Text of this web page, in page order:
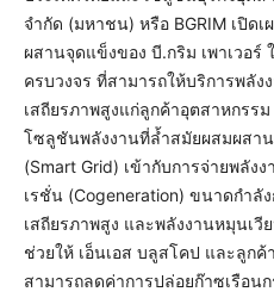
จำกัด (มหาชน) หรือ BGRIM เปิด
ผสานจุดแข็งของ บี.กริม เพาเวอ
ครบวงจร ที่สามารถให้บริการพลั
เสถียรภาพสูงแก่ลูกค้าอุตสาหกรร
โซลูชันพลังงานที่ล้ำสมัยผสมผสา
(Smart Grid) เข้ากับการจ่ายพลัง
เรชั่น (Cogeneration) ขนาดกำลั
เสถียรภาพสูง และพลังงานหมุนเวี
ช่วยให้ เอ็นเอส บลูสโคป และลูก
สามารถลดค่าการปล่อยก๊าซเรือน